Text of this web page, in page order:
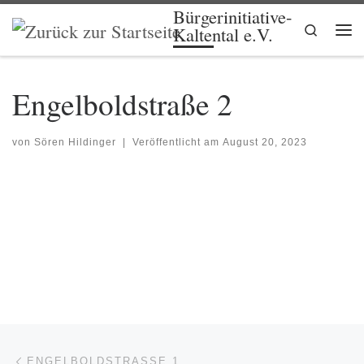
Zum Inhalt springen Bürgerinitiative-
Kaltental e.V.
Search
Engelboldstraße 2
von Sören Hildinger Veröffentlicht am August 20, 2023
Beitragsnavigation
ENGELBOLDSTRASSE 1